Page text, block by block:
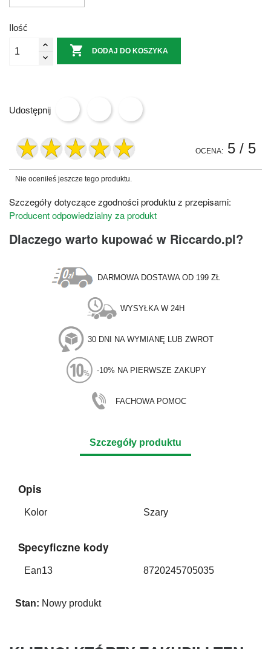
Ilość
 DODAJ DO KOSZYKA
Udostępnij
OCENA: 5 / 5
Nie oceniłeś jeszcze tego produktu.
Szczegóły dotyczące zgodności produktu z przepisami:
Producent odpowiedzialny za produkt
Dlaczego warto kupować w Riccardo.pl?
DARMOWA DOSTAWA OD 199 ZŁ
WYSYŁKA W 24H
30 DNI NA WYMIANĘ LUB ZWROT
-10% NA PIERWSZE ZAKUPY
FACHOWA POMOC
Szczegóły produktu
Opis
Kolor Szary
Specyficzne kody
Ean13 8720245705035
Stan: Nowy produkt